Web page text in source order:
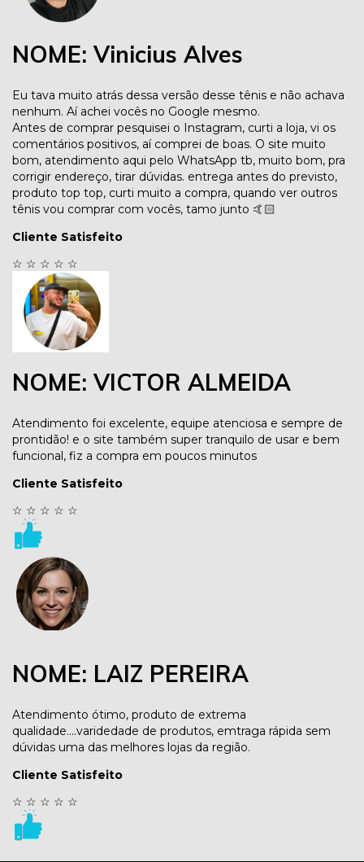
NOME: Vinicius Alves
Eu tava muito atrás dessa versão desse tênis e não achava
nenhum. Aí achei vocês no Google mesmo.
Antes de comprar pesquisei o Instagram, curti a loja, vi os
comentários positivos, aí comprei de boas. O site muito
bom, atendimento aqui pelo WhatsApp tb, muito bom, pra
corrigir endereço, tirar dúvidas. entrega antes do previsto,
produto top top, curti muito a compra, quando ver outros
tênis vou comprar com vocês, tamo junto 🤙🏻
Cliente Satisfeito
☆ ☆ ☆ ☆ ☆
NOME: VICTOR ALMEIDA
Atendimento foi excelente, equipe atenciosa e sempre de
prontidão! e o site também super tranquilo de usar e bem
funcional, fiz a compra em poucos minutos
Cliente Satisfeito
☆ ☆ ☆ ☆ ☆
NOME: LAIZ PEREIRA
Atendimento ótimo, produto de extrema
qualidade....varidedade de produtos, emtraga rápida sem
dúvidas uma das melhores lojas da região.
Cliente Satisfeito
☆ ☆ ☆ ☆ ☆